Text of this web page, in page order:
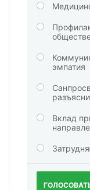
эмпатия
Вклад